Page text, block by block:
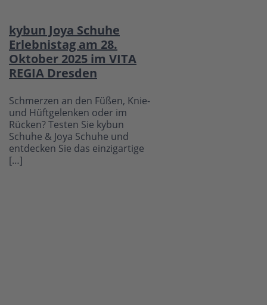
kybun Joya Schuhe
Erlebnistag am 28.
Oktober 2025 im VITA
REGIA Dresden
Schmerzen an den Füßen, Knie-
und Hüftgelenken oder im
Rücken? Testen Sie kybun
Schuhe & Joya Schuhe und
entdecken Sie das einzigartige
[…]